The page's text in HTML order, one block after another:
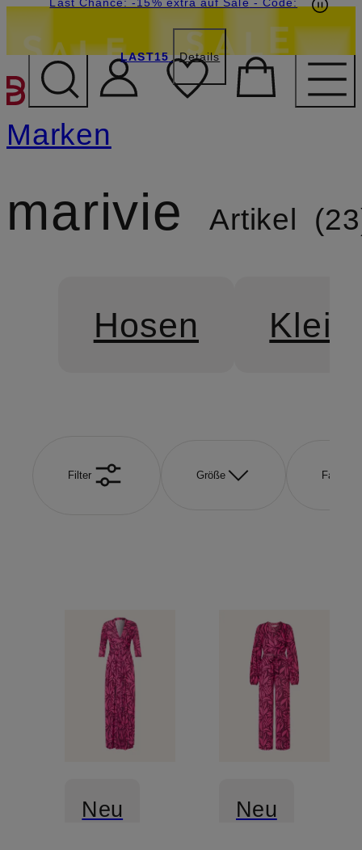
ZUM HAUPTINHALT
LAST15 Details
Marken
marivie Artikel 23
Hosen
Filter Größe Farbe
Neu Neu